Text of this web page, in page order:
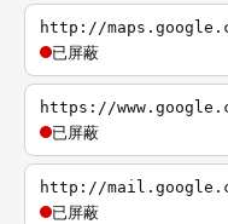
http://
已屏蔽
https://
已屏蔽
http://
已屏蔽